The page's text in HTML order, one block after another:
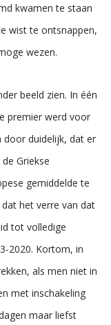
kwamen te staan
wist te ontsnappen,
wezen.
beeld zien. In één
premier werd voor
door duidelijk, dat er
Griekse
gemiddelde te
het verre van dat
tot volledige
2020. Kortom, in
als men niet in
met inschakeling
maar liefst